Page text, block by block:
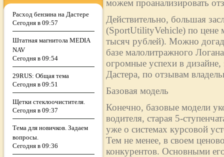
Расход бензина на Дастере
Сегодня в 09:57
Штатная магнитола MEDIA
NAV
Сегодня в 09:54
29RUS: Общая тема
Сегодня в 09:51
Щетки стеклоочистителя.
Сегодня в 09:37
Тема для новичков. Задаем
вопросы.
Сегодня в 09:36
можем проанализировать
Действительно, большая
(SportUtilityVehicle) по цене
тысяч рублей). Можно
базе малолитражного
огромные успехи в
Дастера, по отзывам
Базовая модель
Конечно, базовые модели
водителя, старая 5-
уже о системах курсовой
Тем не менее, в своем
конкурентов. Основными